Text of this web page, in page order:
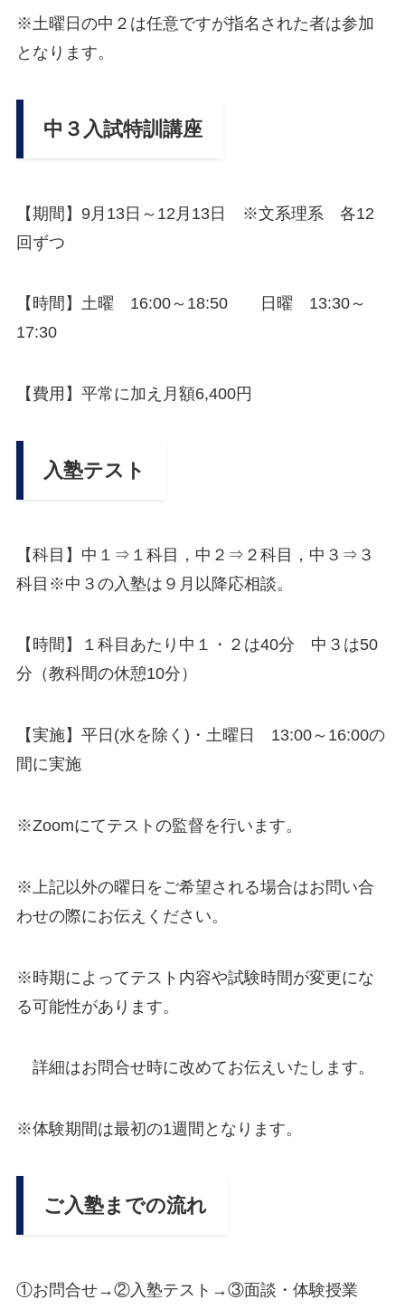
※土曜日の中２は任意ですが指名された者は参加
となります。
中３入試特訓講座
【期間】9月13日～12月13日 ※文系理系 各12
回ずつ
【時間】土曜 16:00～18:50 日曜 13:30～
17:30
【費用】平常に加え月額6,400円
入塾テスト
【科目】中１⇒１科目，中２⇒２科目，中３⇒３
科目※中３の入塾は９月以降応相談。
【時間】１科目あたり中１・２は40分 中３は50
分（教科間の休憩10分）
【実施】平日(水を除く)・土曜日 13:00～16:00の
間に実施
※Zoomにてテストの監督を行います。
※上記以外の曜日をご希望される場合はお問い合
わせの際にお伝えください。
※時期によってテスト内容や試験時間が変更にな
る可能性があります。
詳細はお問合せ時に改めてお伝えいたします。
※体験期間は最初の1週間となります。
ご入塾までの流れ
①お問合せ→②入塾テスト→③面談・体験授業